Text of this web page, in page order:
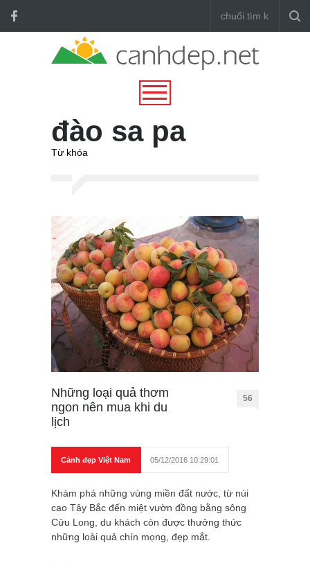
đào sa pa
Từ khóa
Những loại quả thơm
ngon nên mua khi du
lịch
56
Cảnh đẹp Việt Nam 05/12/2016 10:29:01
Khám phá những vùng miền đất nước, từ núi
cao Tây Bắc đến miệt vườn đồng bằng sông
Cửu Long, du khách còn được thưởng thức
những loài quả chín mọng, đẹp mắt.